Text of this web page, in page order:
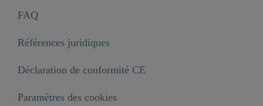
FAQ
Références juridiques
Déclaration de conformité CE
Paramètres des cookies